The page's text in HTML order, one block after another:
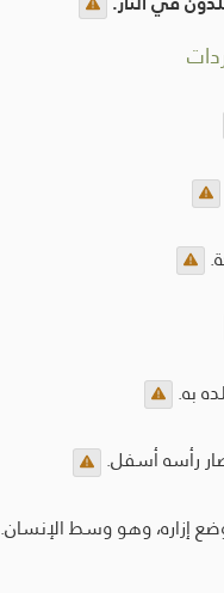
به.
رأسه أسفل.
إزاره، وهو وسط الإنسان.